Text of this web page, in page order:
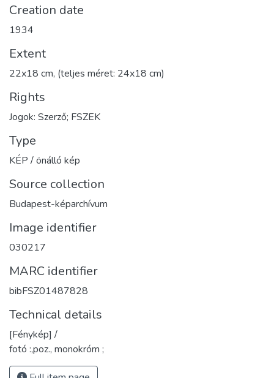
Creation date
1934
Extent
22x18 cm, (teljes méret: 24x18 cm)
Rights
Jogok: Szerző; FSZEK
Type
KÉP / önálló kép
Source collection
Budapest-képarchívum
Image identifier
030217
MARC identifier
bibFSZ01487828
Technical details
[Fénykép] /
fotó :,poz., monokróm ;